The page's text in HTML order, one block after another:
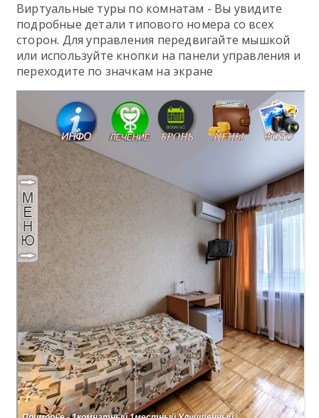
Виртуальные туры по комнатам - Вы увидите
подробные детали типового номера со всех
сторон. Для управления передвигайте мышкой
или используйте кнопки на панели управления и
переходите по значкам на экране